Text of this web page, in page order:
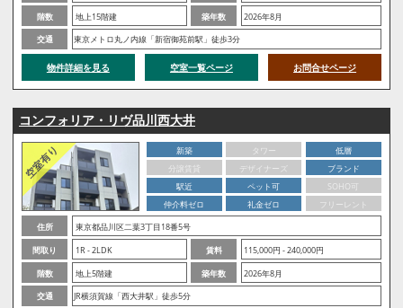
階数
地上15階建 築年数
2026年8月
交通
東京メトロ丸ノ内線「新宿御苑前駅」徒歩3分
物件詳細を見る 空室一覧ページ お問合せページ
コンフォリア・リヴ品川西大井
新築 タワー
低層
分譲賃貸
デザイナーズ
ブランド
駅近
ペット可
SOHO可
仲介料ゼロ
礼金ゼロ
フリーレント
住所
東京都品川区二葉3丁目18番5号
間取り
1R - 2LDK 賃料
115,000円 - 240,000円
階数
地上5階建 築年数
2026年8月
交通
JR横須賀線「西大井駅」徒歩5分